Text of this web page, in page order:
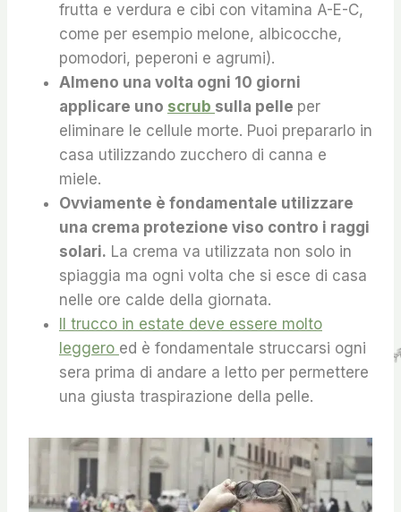
frutta e verdura e cibi con vitamina A-E-C,
come per esempio melone, albicocche,
pomodori, peperoni e agrumi).
Almeno una volta ogni 10 giorni
applicare uno scrub sulla pelle per
eliminare le cellule morte. Puoi prepararlo in
casa utilizzando zucchero di canna e
miele.
Ovviamente è fondamentale utilizzare
una crema protezione viso contro i raggi
solari. La crema va utilizzata non solo in
spiaggia ma ogni volta che si esce di casa
nelle ore calde della giornata.
Il trucco in estate deve essere molto
leggero ed è fondamentale struccarsi ogni
sera prima di andare a letto per permettere
una giusta traspirazione della pelle.